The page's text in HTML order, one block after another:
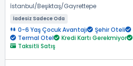
İstanbul Beşiktaş Gayrettepe
İadesiz Sadece Oda
0-6 Yaş Çocuk Avantajı Şehir Oteli
Termal Otel
Kredi Kartı Gerekmiyor
Taksitli Satış